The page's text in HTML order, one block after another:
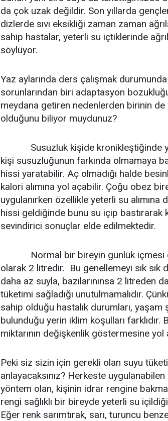
da çok uzak değildir. Son yıllarda
dizlerde sıvı eksikliği zaman zaman
sahip hastalar, yeterli su içtiklerinde
söylüyor.
Yaz aylarında ders çalışmak
sorunlarından biri adaptasyon
meydana getiren nedenlerden birinin de
olduğunu biliyor muydunuz?
Susuzluk kişide kronikleştiğinde
kişi susuzluğunun farkında olmamaya
hissi yaratabilir. Aç olmadığı halde
kalori alımına yol açabilir. Çoğu obez
uygulanırken özellikle yeterli su alımına
hissi geldiğinde bunu su içip bastırarak
sevindirici sonuçlar elde edilmektedir.
Normal bir bireyin günlük içmesi
olarak 2 litredir. Bu genellemeyi sık sık
daha az suyla, bazılarınınsa 2 litreden
tüketimi sağladığı unutulmamalıdır.
sahip olduğu hastalık durumları, yaşam
bulunduğu yerin iklim koşulları farklıdır.
miktarının değişkenlik göstermesine yol
Peki siz sizin için gerekli olan suyu
anlayacaksınız? Herkeste
yöntem olan, kişinin idrar rengine
rengi sağlıklı bir bireyde yeterli su
Eğer renk sarımtırak, sarı, turuncu